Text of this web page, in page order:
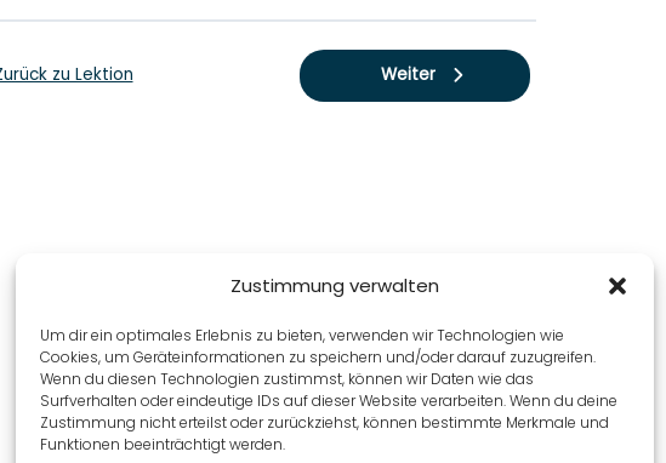
Zustimmung verwalten
Um dir ein optimales Erlebnis zu bieten, verwenden wir Technologien wie
Cookies, um Geräteinformationen zu speichern und/oder darauf zuzugreifen.
Wenn du diesen Technologien zustimmst, können wir Daten wie das
Surfverhalten oder eindeutige IDs auf dieser Website verarbeiten. Wenn du deine
Zustimmung nicht erteilst oder zurückziehst, können bestimmte Merkmale und
Funktionen beeinträchtigt werden.
zu Lektion Weiter